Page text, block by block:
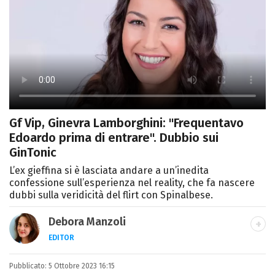
Gf Vip, Ginevra Lamborghini: "Frequentavo
Edoardo prima di entrare". Dubbio sui
GinTonic
L’ex gieffina si è lasciata andare a un’inedita
confessione sull’esperienza nel reality, che fa nascere
dubbi sulla veridicità del flirt con Spinalbese.
Debora Manzoli
EDITOR
LINKEDIN
INSTAGRAM FACEBOOK SITO
Scrittrice, copywriter, editor e pubblicista
Pubblicato: 5 Ottobre 2023 16:15